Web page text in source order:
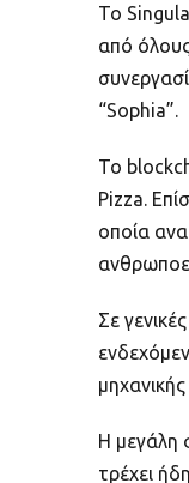
Το
από
“Sophia”.
Το
Pizza.
οποία
Σε
Η μεγάλη
τρέχει